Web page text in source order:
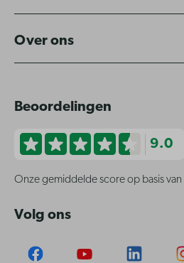
Over ons
Beoordelingen
9.0
Onze gemiddelde score op basis van
Volg ons